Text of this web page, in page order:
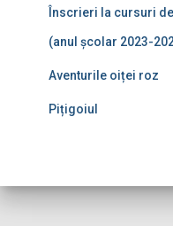
Înscrieri la cursuri
(anul școlar 2023-
Aventurile oiței roz
Pițigoiul